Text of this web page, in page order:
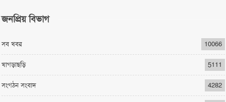
জনপ্রিয় বিভাগ
সব খবর 10066
খাগড়াছড়ি 5111
সংগঠন সংবাদ 4282